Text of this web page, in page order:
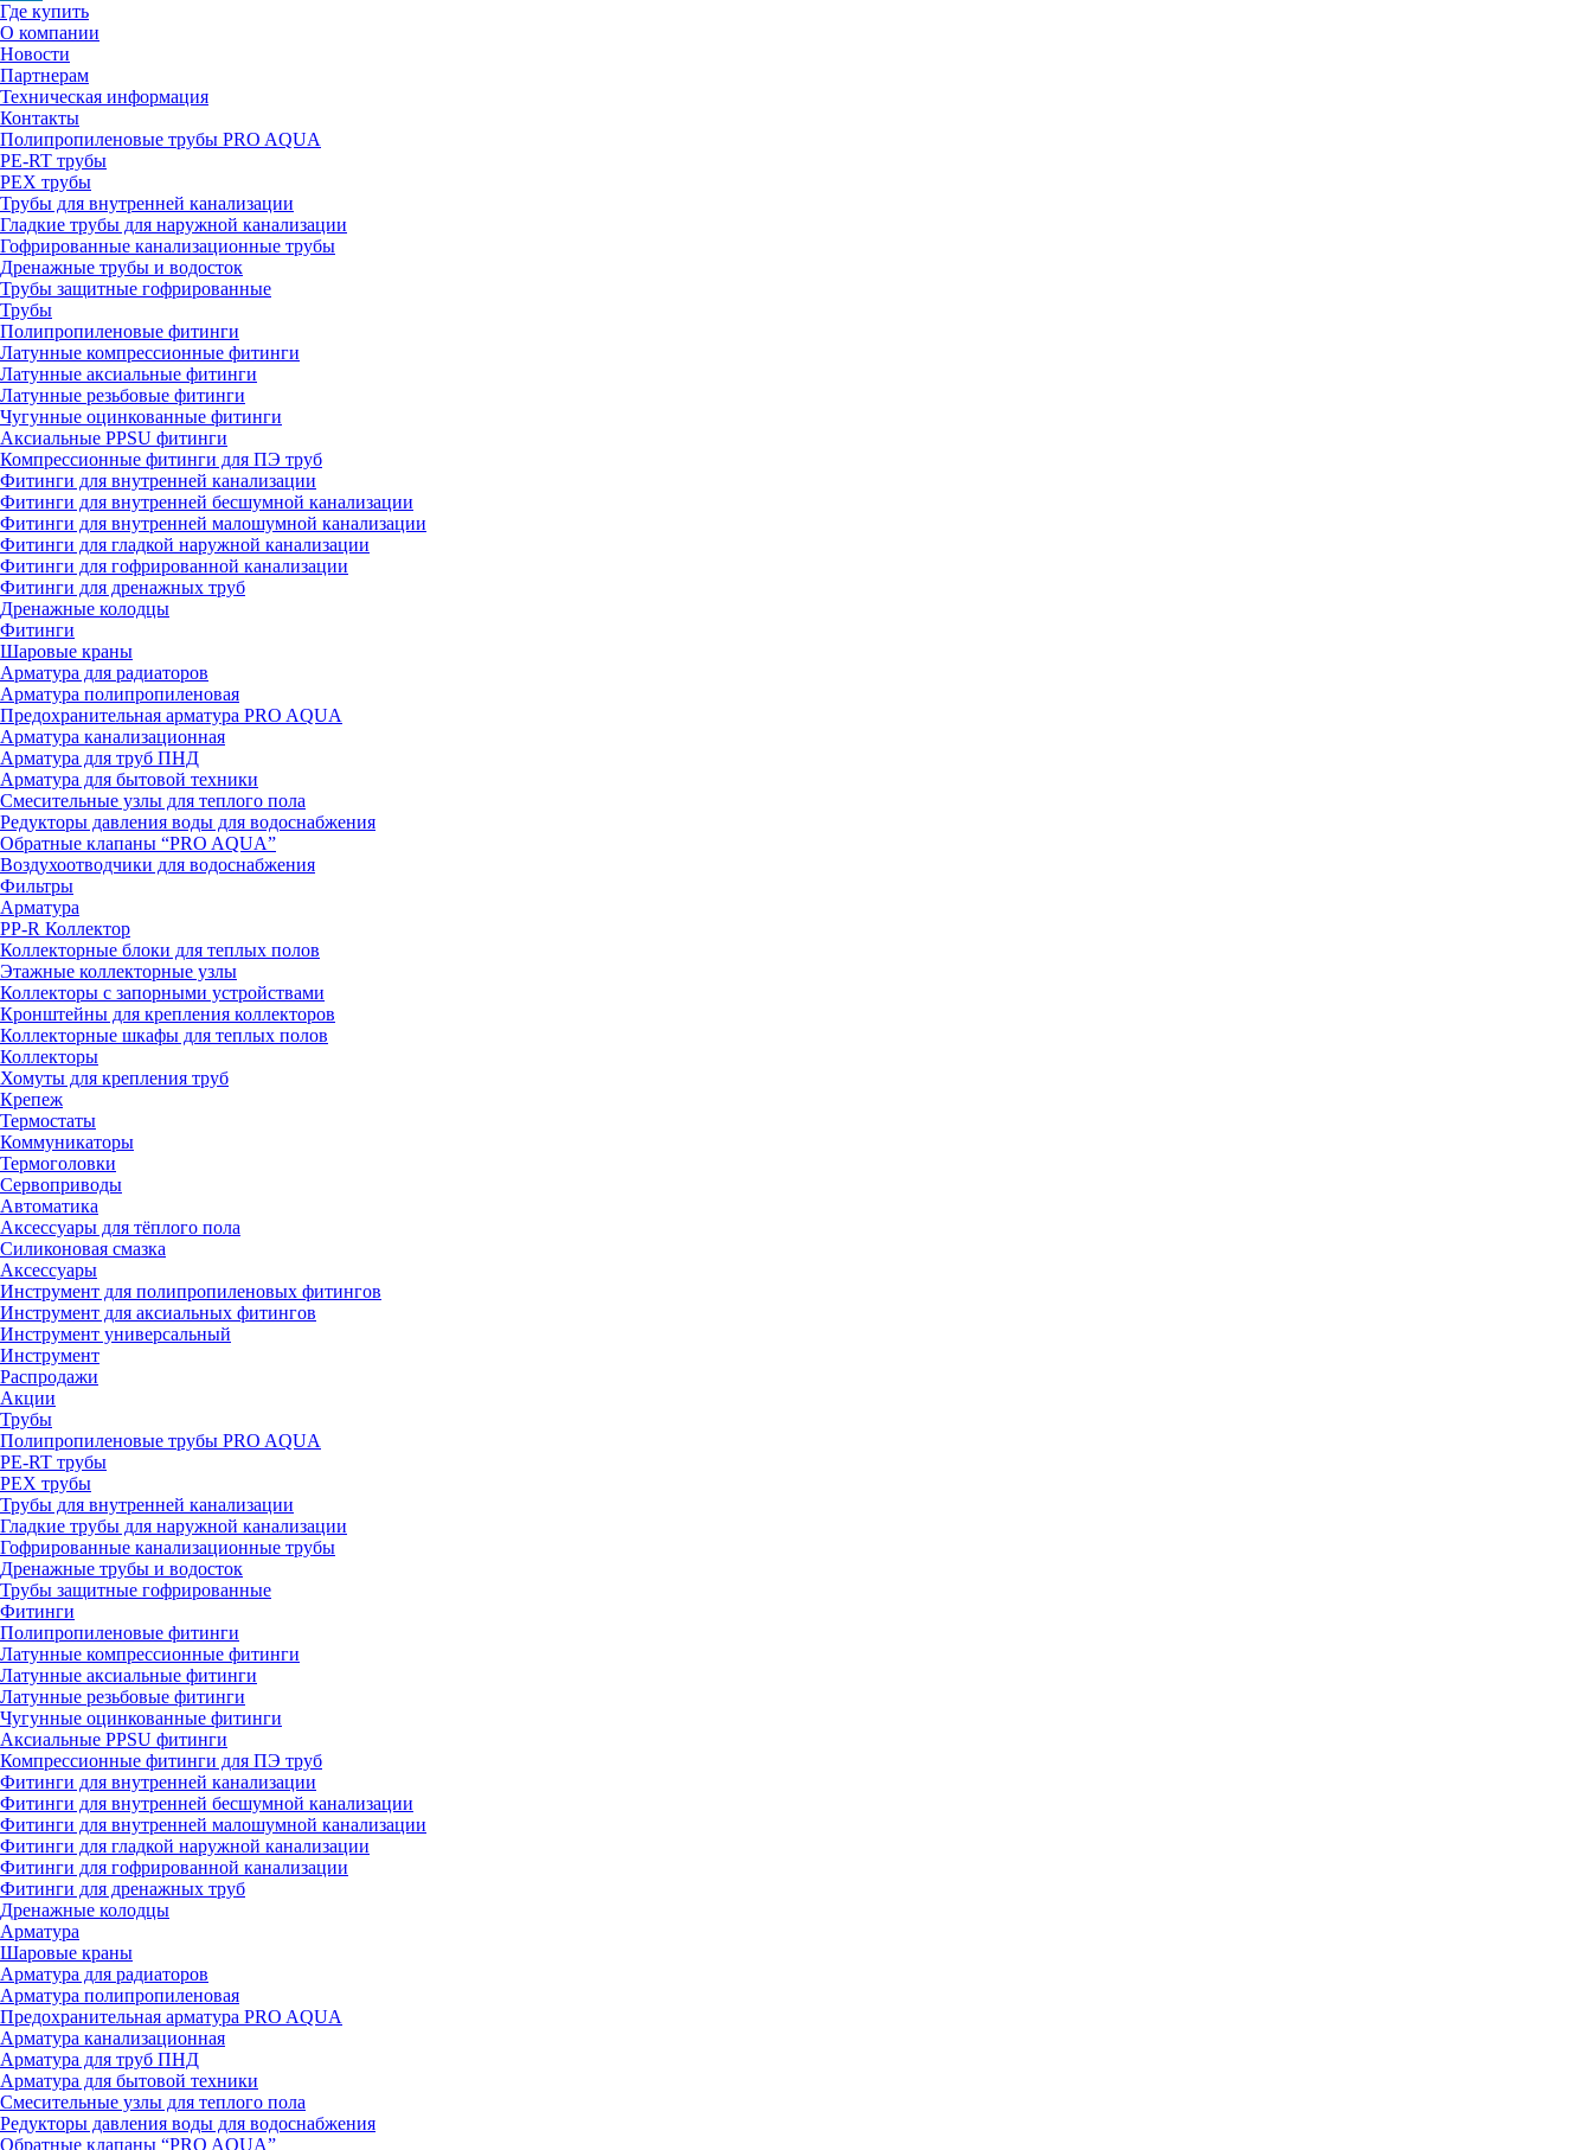
Где купить
О компании
Новости
Партнерам
Техническая информация
Контакты
Полипропиленовые трубы PRO AQUA
PE-RT трубы
PEX трубы
Трубы для внутренней канализации
Гладкие трубы для наружной канализации
Гофрированные канализационные трубы
Дренажные трубы и водосток
Трубы защитные гофрированные
Трубы
Полипропиленовые фитинги
Латунные компрессионные фитинги
Латунные аксиальные фитинги
Латунные резьбовые фитинги
Чугунные оцинкованные фитинги
Аксиальные PPSU фитинги
Компрессионные фитинги для ПЭ труб
Фитинги для внутренней канализации
Фитинги для внутренней бесшумной канализации
Фитинги для внутренней малошумной канализации
Фитинги для гладкой наружной канализации
Фитинги для гофрированной канализации
Фитинги для дренажных труб
Дренажные колодцы
Фитинги
Шаровые краны
Арматура для радиаторов
Арматура полипропиленовая
Предохранительная арматура PRO AQUA
Арматура канализационная
Арматура для труб ПНД
Арматура для бытовой техники
Смесительные узлы для теплого пола
Редукторы давления воды для водоснабжения
Обратные клапаны “PRO AQUA”
Воздухоотводчики для водоснабжения
Фильтры
Арматура
PP-R Коллектор
Коллекторные блоки для теплых полов
Этажные коллекторные узлы
Коллекторы с запорными устройствами
Кронштейны для крепления коллекторов
Коллекторные шкафы для теплых полов
Коллекторы
Хомуты для крепления труб
Крепеж
Термостаты
Коммуникаторы
Термоголовки
Сервоприводы
Автоматика
Аксессуары для тёплого пола
Силиконовая смазка
Аксессуары
Инструмент для полипропиленовых фитингов
Инструмент для аксиальных фитингов
Инструмент универсальный
Инструмент
Распродажи
Акции
Трубы
Полипропиленовые трубы PRO AQUA
PE-RT трубы
PEX трубы
Трубы для внутренней канализации
Гладкие трубы для наружной канализации
Гофрированные канализационные трубы
Дренажные трубы и водосток
Трубы защитные гофрированные
Фитинги
Полипропиленовые фитинги
Латунные компрессионные фитинги
Латунные аксиальные фитинги
Латунные резьбовые фитинги
Чугунные оцинкованные фитинги
Аксиальные PPSU фитинги
Компрессионные фитинги для ПЭ труб
Фитинги для внутренней канализации
Фитинги для внутренней бесшумной канализации
Фитинги для внутренней малошумной канализации
Фитинги для гладкой наружной канализации
Фитинги для гофрированной канализации
Фитинги для дренажных труб
Дренажные колодцы
Арматура
Шаровые краны
Арматура для радиаторов
Арматура полипропиленовая
Предохранительная арматура PRO AQUA
Арматура канализационная
Арматура для труб ПНД
Арматура для бытовой техники
Смесительные узлы для теплого пола
Редукторы давления воды для водоснабжения
Обратные клапаны “PRO AQUA”